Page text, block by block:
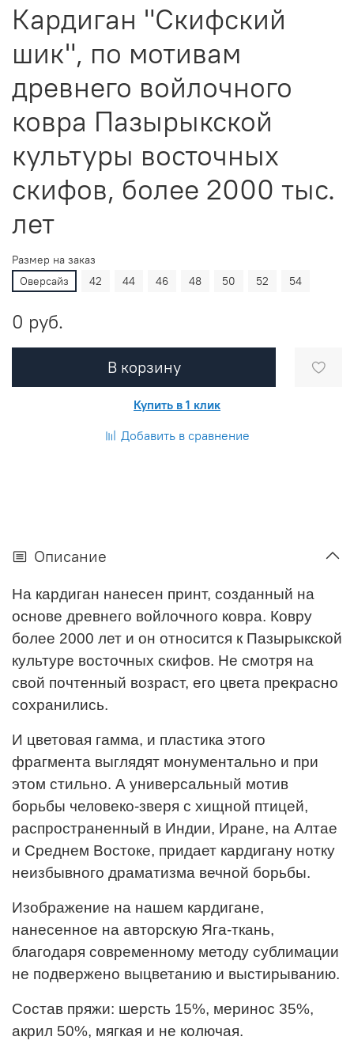
Кардиган "Скифский
шик", по мотивам
древнего войлочного
ковра Пазырыкской
культуры восточных
скифов, более 2000 тыс.
лет
Размер на заказ
Оверсайз
42 44 46 48 50 52 54
0 руб.
В корзину
Купить в 1 клик
Добавить в сравнение
Описание
На кардиган нанесен принт, созданный на
основе древнего войлочного ковра. Ковру
более 2000 лет и он относится к Пазырыкской
культуре восточных скифов. Не смотря на
свой почтенный возраст, его цвета прекрасно
сохранились.
И цветовая гамма, и пластика этого
фрагмента выглядят монументально и при
этом стильно. А универсальный мотив
борьбы человеко-зверя с хищной птицей,
распространенный в Индии, Иране, на Алтае
и Среднем Востоке, придает кардигану нотку
неизбывного драматизма вечной борьбы.
Изображение на нашем кардигане,
нанесенное на авторскую Яга-ткань,
благодаря современному методу сублимации
не подвержено выцветанию и выстирыванию.
Состав пряжи: шерсть 15%, меринос 35%,
акрил 50%, мягкая и не колючая.